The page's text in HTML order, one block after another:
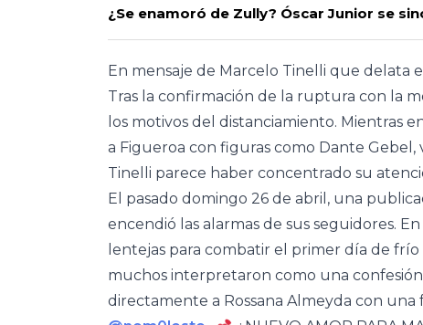
¿Se enamoró de Zully? Óscar Junior se
En mensaje de Marcelo Tinelli que delata
Tras la confirmación de la ruptura con la
los motivos del distanciamiento. Mientras
a Figueroa con figuras como Dante
Tinelli parece haber concentrado su
El pasado domingo 26 de abril, una
encendió las alarmas de sus seguidores.
lentejas para combatir el primer día de
muchos interpretaron como una
directamente a Rossana Almeyda con